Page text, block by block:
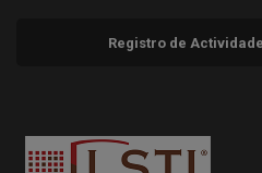
Registro de